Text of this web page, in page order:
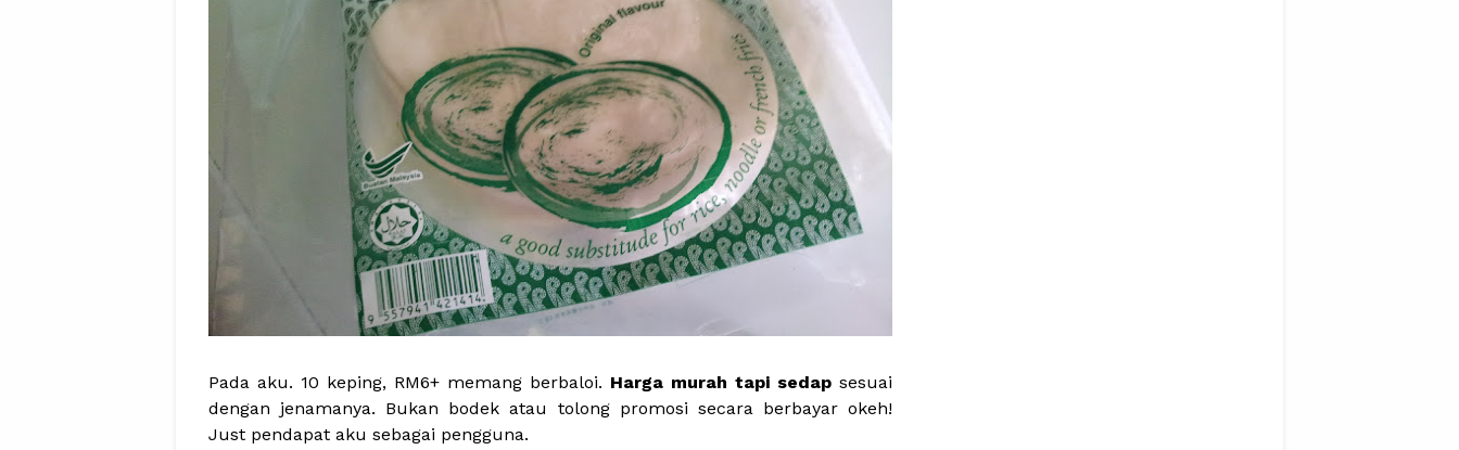
Pada aku. 10 keping, RM6+ memang berbaloi. Harga murah tapi sedap sesuai
dengan jenamanya. Bukan bodek atau tolong promosi secara berbayar okeh!
Just pendapat aku sebagai pengguna.